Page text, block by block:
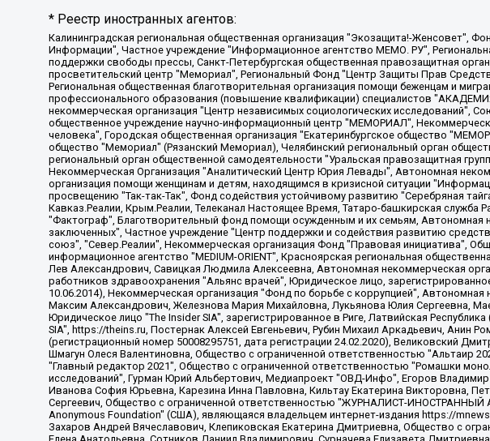
* Реестр иностранных агентов:
Калининградская региональная общественная организация "Экозащита!-Женсовет", Фонд содействия защите прав и свобод граждан "Общественный вердикт", Фонд "Институт Развития Свободы Информации", Частное учреждение "Информационное агентство МЕМО. РУ", Региональная общественная организация "Общественная комиссия по сохранению наследия академика Сахарова", Фонд поддержки свободы прессы, Санкт-Петербургская общественная правозащитная организация "Гражданский контроль", Межрегиональная общественная организация "Информационно-просветительский центр "Мемориал", Региональный Фонд "Центр Защиты Прав Средств Массовой Информации", с 05.12.2023 Фонд "Центр Защиты Прав Средств массовой информации", Региональная общественная благотворительная организация помощи беженцам и мигрантам "Гражданское содействие", Негосударственное образовательное учреждение дополнительного профессионального образования (повышение квалификации) специалистов "АКАДЕМИЯ ПО ПРАВАМ ЧЕЛОВЕКА", Свердловская региональная общественная организация "Сутяжник", Автономная некоммерческая организация "Центр независимых социологических исследований", Союз общественных объединений "Российский исследовательский центр по правам человека", Региональное общественное учреждение научно-информационный центр "МЕМОРИАЛ", Некоммерческая организация "Фонд защиты гласности", Автономная некоммерческая организация "Институт прав человека", Городская общественная организация "Екатеринбургское общество "МЕМОРИАЛ", Городская общественная организация "Рязанское историко-просветительское и правозащитное общество "Мемориал" (Рязанский Мемориал), Челябинский региональный орган общественной самодеятельности – женское общественное объединение "Женщины Евразии", Челябинский региональный орган общественной самодеятельности "Уральская правозащитная группа", Фонд содействия защите здоровья и социальной справедливости имени Андрея Рылькова, Автономная Некоммерческая Организация "Аналитический Центр Юрия Левады", Автономная некоммерческая организация социальной поддержки населения "Проект Апрель", Региональная общественная организация помощи женщинам и детям, находящимся в кризисной ситуации "Информационно-методический центр "Анна", Фонд содействия развитию массовых коммуникаций и правовому просвещению "Так-так-Так", Фонд содействия устойчивому развитию "Серебряная тайга", Свердловский региональный общественный фонд социальных проектов "Новое время", "Idel.Реалии", Кавказ.Реалии, Крым.Реалии, Телеканал Настоящее Время, Татаро-башкирская служба Радио Свобода (Azatliq Radiosi), Радио Свободная Европа/Радио Свобода (PCE/PC), "Сибирь.Реалии", "Фактограф", Благотворительный фонд помощи осужденным и их семьям, Автономная некоммерческая организация "Институт глобализации и социальных движений", Фонд "В защиту прав заключенных", Частное учреждение "Центр поддержки и содействия развитию средств массовой информации", Пензенский региональный общественный благотворительный фонд "Гражданский союз", "Север.Реалии", Некоммерческая организация Фонд "Правовая инициатива", Общество с ограниченной ответственностью "Радио Свободная Европа/Радио Свобода", Чешское информационное агентство "MEDIUM-ORIENT", Красноярская региональная общественная организация "Мы против СПИДа", Камалягин Денис Николаевич, Маркелов Сергей Евгеньевич, Пономарев Лев Александрович, Савицкая Людмила Алексеевна, Автономная некоммерческая организация "Центр по работе с проблемой насилия "НАСИЛИЮ.НЕТ", Межрегиональный профессиональный союз работников здравоохранения "Альянс врачей", Юридическое лицо, зарегистрированное в Латвийской Республике, SIA "Medusa Project" (регистрационный номер 40103797863, дата регистрации 10.06.2014), Некоммерческая организация "Фонд по борьбе с коррупцией", Автономная некоммерческая организация "Институт права и публичной политики", Баданин Роман Сергеевич, Гликин Максим Александрович, Железнова Мария Михайловна, Лукьянова Юлия Сергеевна, Маетная Елизавета Витальевна, Маняхин Петр Борисович, Чуракова Ольга Владимировна, Ярош Юлия Петровна, Юридическое лицо "The Insider SIA", зарегистрированное в Риге, Латвийская Республика (дата регистрации 26.06.2015), являющееся администратором доменного имени интернет-издания "The Insider SIA", https://theins.ru, Постернак Алексей Евгеньевич, Рубин Михаил Аркадьевич, Анин Роман Александрович, Юридическое лицо Istories fonds, зарегистрированное в Латвийской Республике